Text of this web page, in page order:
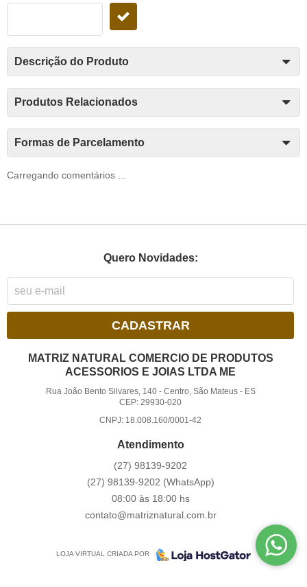
Descrição do Produto
Produtos Relacionados
Formas de Parcelamento
Carregando comentários ...
Quero Novidades:
CADASTRAR
MATRIZ NATURAL COMERCIO DE PRODUTOS
ACESSORIOS E JOIAS LTDA ME
Rua João Bento Silvares, 140- Centro, São Mateus- ES
CEP: 29930-020
CNPJ: 18.008.160/0001-42
Atendimento
(27) 98139-9202
(27) 98139-9202 (WhatsApp)
08:00 às 18:00 hs
contato@matriznatural.com.br
LOJA VIRTUAL CRIADA POR